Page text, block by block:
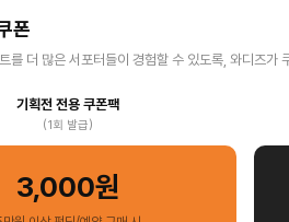
폰
를 더 많은 서포터들이 경험할 수 있도록, 와디즈가
기획전 전용 쿠폰팩
(1회 발급)
3,000원